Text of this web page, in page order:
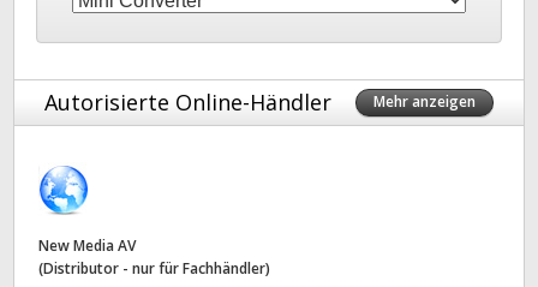
Denmark
Finland
Germany
Autorisierte Online-Händler Mehr anzeigen
New Media AV
(Distributor - nur für Fachhändler)